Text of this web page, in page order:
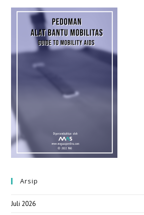
Arsip
Juli 2026